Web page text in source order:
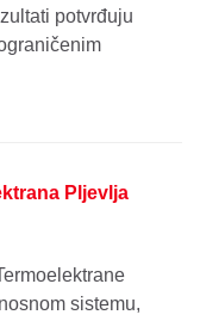
potvrđuju
Pljevlja
sistemu,